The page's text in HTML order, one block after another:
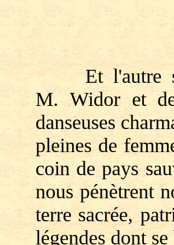
Et l'autre
M. Widor et
danseuses
pleines de
coin de pays
nous pénètrent
terre sacrée,
légendes dont